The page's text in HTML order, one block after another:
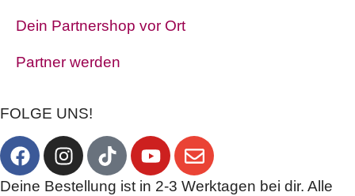
Dein Partnershop vor Ort
Partner werden
FOLGE UNS!
Deine Bestellung ist in 2-3 Werktagen bei dir. Alle